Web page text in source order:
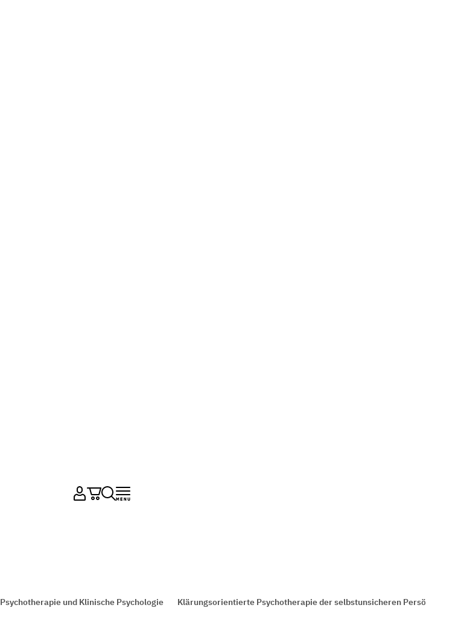
Psychotherapie und Klinische Psychologie Klärungsorientierte Psychotherapie der selbstunsicheren